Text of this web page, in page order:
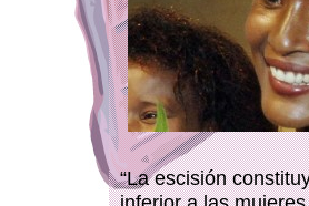
“La escisión